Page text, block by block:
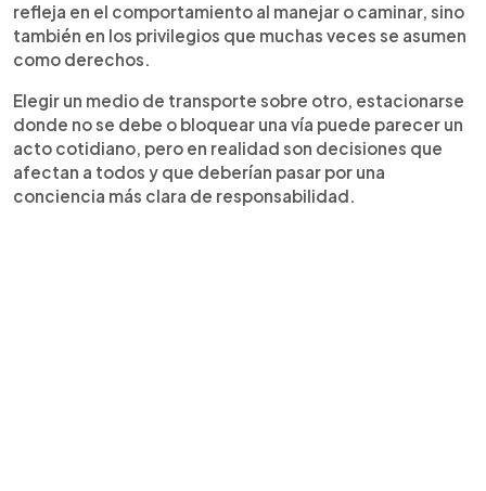
refleja en el comportamiento al manejar o caminar, sino
también en los privilegios que muchas veces se asumen
como derechos.
Elegir un medio de transporte sobre otro, estacionarse
donde no se debe o bloquear una vía puede parecer un
acto cotidiano, pero en realidad son decisiones que
afectan a todos y que deberían pasar por una
conciencia más clara de responsabilidad.